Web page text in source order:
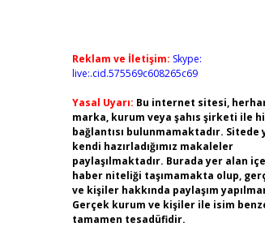
Reklam ve İletişim: Skype:
live:.cid.575569c608265c69
Yasal Uyarı: Bu internet sitesi,
marka, kurum veya şahıs şirketi ile
bağlantısı bulunmamaktadır. Sitede
kendi hazırladığımız makaleler
paylaşılmaktadır. Burada yer alan
haber niteliği taşımamakta olup,
ve kişiler hakkında paylaşım
Gerçek kurum ve kişiler ile isim
tamamen tesadüfidir.